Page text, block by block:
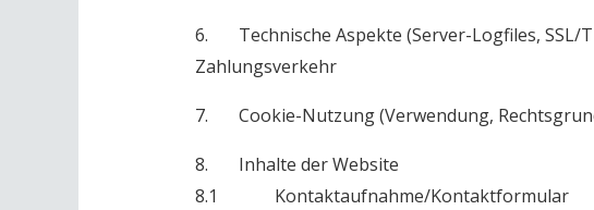
6. Technische Aspekte (Server-Logfiles, SSL/
Zahlungsverkehr
7. Cookie-Nutzung (Verwendung,
8. Inhalte der Website
8.1 Kontaktaufnahme/Kontaktformular